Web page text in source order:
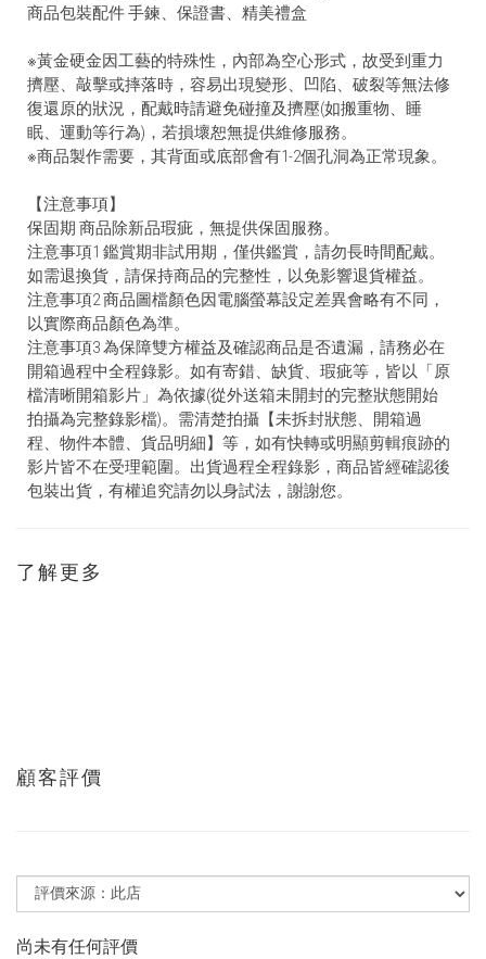
商品包裝配件 手鍊、保證書、精美禮盒
※黃金硬金因工藝的特殊性，內部為空心形式，故受到重力
擠壓、敲擊或摔落時，容易出現變形、凹陷、破裂等無法修
復還原的狀況，配戴時請避免碰撞及擠壓(如搬重物、睡
眠、運動等行為)，若損壞恕無提供維修服務。
※商品製作需要，其背面或底部會有1-2個孔洞為正常現象。
【注意事項】
保固期 商品除新品瑕疵，無提供保固服務。
注意事項1 鑑賞期非試用期，僅供鑑賞，請勿長時間配戴。
如需退換貨，請保持商品的完整性，以免影響退貨權益。
注意事項2 商品圖檔顏色因電腦螢幕設定差異會略有不同，
以實際商品顏色為準。
注意事項3 為保障雙方權益及確認商品是否遺漏，請務必在
開箱過程中全程錄影。如有寄錯、缺貨、瑕疵等，皆以「原
檔清晰開箱影片」為依據(從外送箱未開封的完整狀態開始
拍攝為完整錄影檔)。需清楚拍攝【未拆封狀態、開箱過
程、物件本體、貨品明細】等，如有快轉或明顯剪輯痕跡的
影片皆不在受理範圍。出貨過程全程錄影，商品皆經確認後
包裝出貨，有權追究請勿以身試法，謝謝您。
了解更多
顧客評價
尚未有任何評價